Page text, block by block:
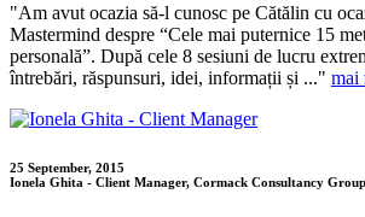
"Am avut ocazia să-l cunosc pe Cătălin cu
Mastermind despre “Cele mai puternice 15
personală”. După cele 8 sesiuni de lucru
întrebări, răspunsuri, idei, informații și ..." mai
25 September, 2015
Ionela Ghita - Client Manager, Cormack Consultancy